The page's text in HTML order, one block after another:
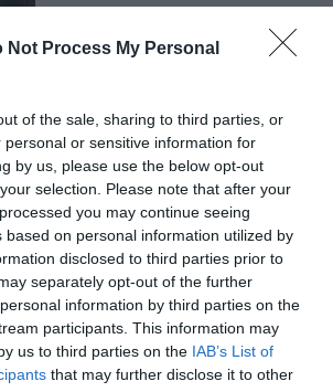
Not Process My Personal
of the sale, sharing to third parties, or
personal or sensitive information for
by us, please use the below opt-out
selection. Please note that after your
you may continue seeing
based on personal information utilized by
disclosed to third parties prior to
separately opt-out of the further
information by third parties on the
participants. This information may
us to third parties on the IAB’s List of
that may further disclose it to other
LIRE L'ARTICLE
VOIR PLUS D'ARTICLES
FAIRE UN DON